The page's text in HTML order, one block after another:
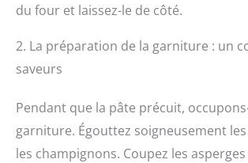
du four et laissez-le de côté.
2. La préparation de la garniture : un
saveurs
Pendant que la pâte précuit,
garniture. Égouttez soigneusement
les champignons. Coupez les